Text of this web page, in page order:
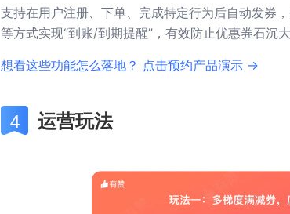
支持在用户注册、下单、完成特定行为后自动发券
等方式实现“到账/到期提醒”，有效防止优惠券石沉
想看这些功能怎么落地？ 点击预约产品演示 →
运营玩法